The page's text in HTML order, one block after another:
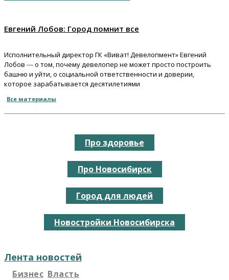
Евгений Лобов: Город помнит все
Исполнительный директор ГК «Виват! Девелопмент» Евгений
Лобов ― о том, почему девелопер не может просто построить
башню и уйти, о социальной ответственности и доверии,
которое зарабатывается десятилетиями
Все материалы
Про здоровье
Про Новосибирск
Город для людей
Новостройки Новосибирска
Лента новостей
Бизнес Власть